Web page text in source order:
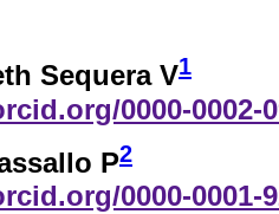
Sequera V1
0000-0002-
P2
0000-0001-